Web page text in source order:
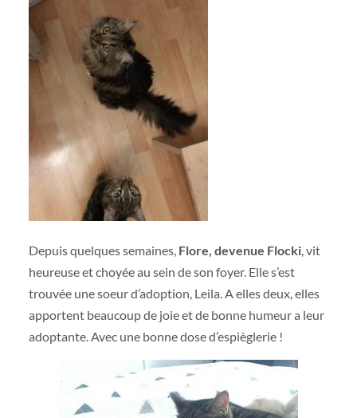
Depuis quelques semaines, Flore, devenue Flocki, vit
heureuse et choyée au sein de son foyer. Elle s’est
trouvée une soeur d’adoption, Leila. A elles deux, elles
apportent beaucoup de joie et de bonne humeur a leur
adoptante. Avec une bonne dose d’espièglerie !